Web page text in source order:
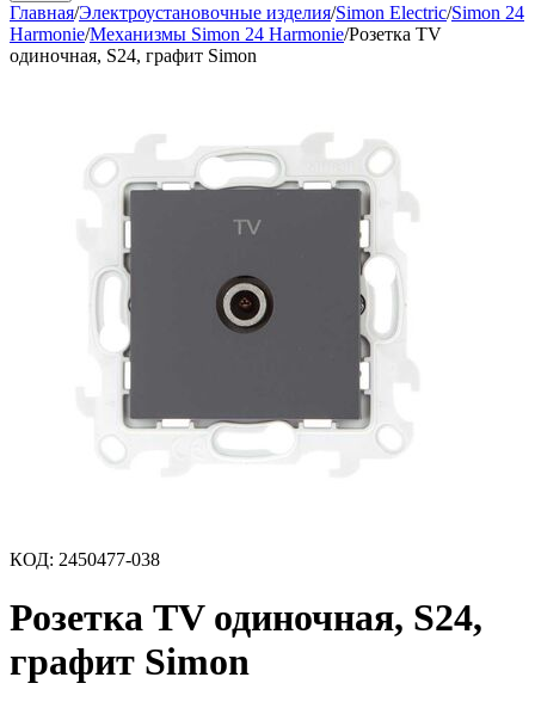
Главная/Электроустановочные изделия/Simon Electric/Simon 24
Harmonie/Механизмы Simon 24 Harmonie/Розетка TV
одиночная, S24, графит Simon
КОД: 2450477-038
Розетка TV одиночная, S24,
графит Simon